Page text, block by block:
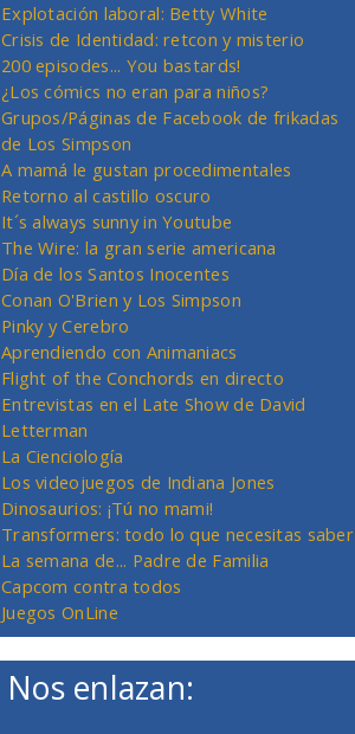
Explotación laboral: Betty White
Crisis de Identidad: retcon y misterio
200 episodes... You bastards!
¿Los cómics no eran para niños?
Grupos/Páginas de Facebook de frikadas
de Los Simpson
A mamá le gustan procedimentales
Retorno al castillo oscuro
It´s always sunny in Youtube
The Wire: la gran serie americana
Día de los Santos Inocentes
Conan O'Brien y Los Simpson
Pinky y Cerebro
Aprendiendo con Animaniacs
Flight of the Conchords en directo
Entrevistas en el Late Show de David
Letterman
La Cienciología
Los videojuegos de Indiana Jones
Dinosaurios: ¡Tú no mami!
Transformers: todo lo que necesitas saber
La semana de... Padre de Familia
Capcom contra todos
Juegos OnLine
Nos enlazan: